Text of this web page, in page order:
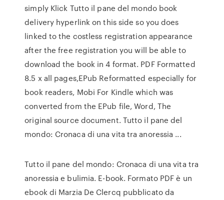
simply Klick Tutto il pane del mondo book
delivery hyperlink on this side so you does
linked to the costless registration appearance
after the free registration you will be able to
download the book in 4 format. PDF Formatted
8.5 x all pages,EPub Reformatted especially for
book readers, Mobi For Kindle which was
converted from the EPub file, Word, The
original source document. Tutto il pane del
mondo: Cronaca di una vita tra anoressia ...
Tutto il pane del mondo: Cronaca di una vita tra
anoressia e bulimia. E-book. Formato PDF è un
ebook di Marzia De Clercq pubblicato da